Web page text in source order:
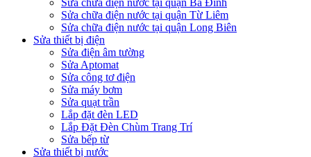
Sửa chữa điện nước tại quận Ba Đình
Sửa chữa điện nước tại quận Từ Liêm
Sửa chữa điện nước tại quận Long Biên
Sửa thiết bị điện
Sửa điện âm tường
Sửa Aptomat
Sửa công tơ điện
Sửa máy bơm
Sửa quạt trần
Lắp đặt đèn LED
Lắp Đặt Đèn Chùm Trang Trí
Sửa bếp từ
Sửa thiết bị nước